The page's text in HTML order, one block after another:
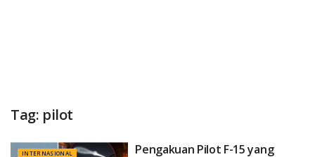
Tag: pilot
INTERNASIONAL
Pengakuan Pilot F-15 yang